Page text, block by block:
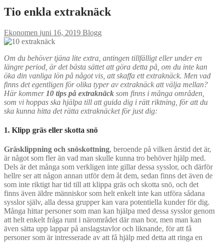
Tio enkla extraknäck
Ekonomen juni 16, 2019 Blogg
Om du behöver tjäna lite extra, antingen tillfälligt eller under en
längre period, är det bästa sättet att göra detta på, om du inte kan
öka din vanliga lön på något vis, att skaffa ett extraknäck. Men vad
finns det egentligen för olika typer av extraknäck att välja mellan?
Här kommer 10 tips på extraknäck som finns i många områden,
som vi hoppas ska hjälpa till att guida dig i rätt riktning, för att du
ska kunna hitta det rätta extraknäcket för just dig:
1. Klipp gräs eller skotta snö
Gräsklippning och snöskottning, beroende på vilken årstid det är,
är något som fler än vad man skulle kunna tro behöver hjälp med.
Dels är det många som verkligen inte gillar dessa sysslor, och därför
hellre ser att någon annan utför dem åt dem, sedan finns det även de
som inte riktigt har tid till att klippa gräs och skotta snö, och det
finns även äldre människor som helt enkelt inte kan utföra sådana
sysslor själv, alla dessa grupper kan vara potentiella kunder för dig.
Många hittar personer som man kan hjälpa med dessa sysslor genom
att helt enkelt fråga runt i närområdet där man bor, men man kan
även sätta upp lappar på anslagstavlor och liknande, för att få
personer som är intresserade av att få hjälp med detta att ringa en